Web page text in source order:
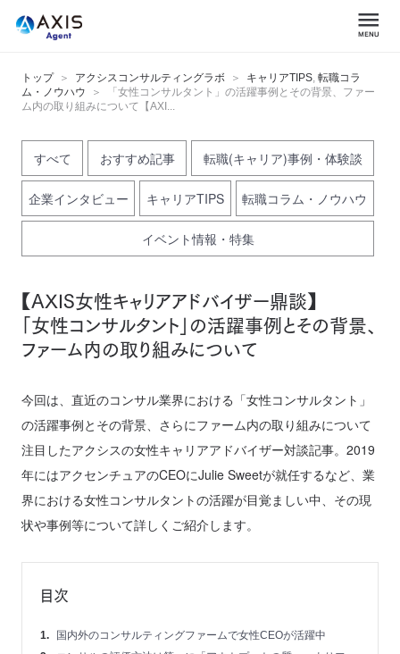
トップ アクシスコンサルティングラボ キャリアTIPS, 転職コラ
ム・ノウハウ
「女性コンサルタント」の活躍事例とその背景、ファー
ム内の取り組みについて【AXI...
すべて おすすめ記事 転職(キャリア)事例・体験談
企業インタビュー キャリアTIPS 転職コラム・ノウハウ
イベント情報・特集
【AXIS女性キャリアアドバイザー鼎談】
「女性コンサルタント」の活躍事例とその背景、
ファーム内の取り組みについて
今回は、直近のコンサル業界における「女性コンサルタント」
の活躍事例とその背景、さらにファーム内の取り組みについて
注目したアクシスの女性キャリアアドバイザー対談記事。2019
年にはアクセンチュアのCEOにJulie Sweetが就任するなど、業
界における女性コンサルタントの活躍が目覚ましい中、その現
状や事例等について詳しくご紹介します。
目次
国内外のコンサルティングファームで女性CEOが活躍中